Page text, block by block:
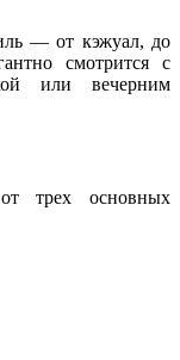
— от кэжуал, до
смотрится с
или вечерним
трех основных